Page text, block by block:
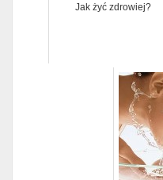
Jak żyć zdrowiej?